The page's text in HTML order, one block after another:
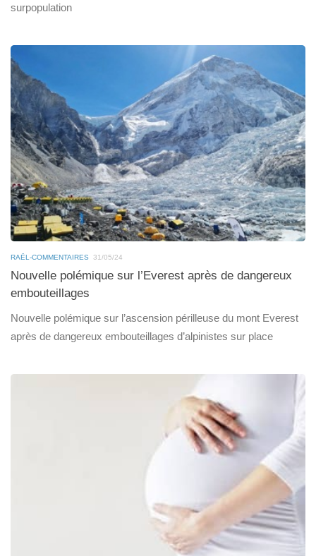
surpopulation
RAËL-COMMENTAIRES 31/05/24
Nouvelle polémique sur l’Everest après de dangereux
embouteillages
Nouvelle polémique sur l’ascension périlleuse du mont Everest
après de dangereux embouteillages d’alpinistes sur place